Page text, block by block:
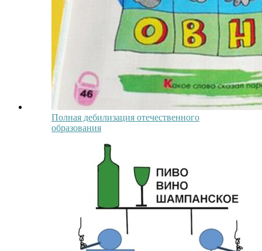
Полная дебилизация отечественного
образования